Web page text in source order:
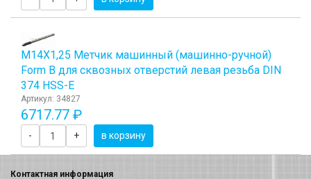
М14Х1,25 Метчик машинный (машинно-ручной)
Form B для сквозных отверстий левая резьба DIN
374 HSS-E
Артикул: 34827
6717.77 ₽
- + в корзину
Контактная информация